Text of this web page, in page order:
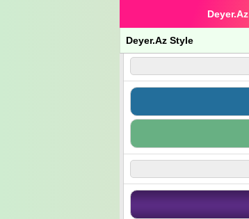
Deyer.Az
Deyer.Az Style